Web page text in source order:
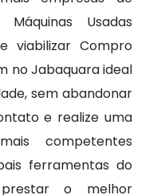
Usadas
viabilizar Compro
no Jabaquara ideal
sem abandonar
e realize uma
competentes
ferramentas do
o melhor